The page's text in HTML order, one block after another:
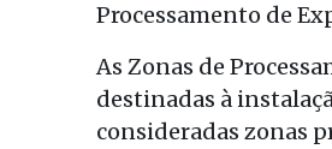
Processamento de
As Zonas de
destinadas à
consideradas zonas